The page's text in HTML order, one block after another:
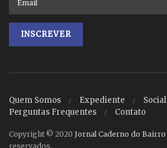
Quem Somos Expediente
Social
Perguntas Frequentes
Contato
Copyright © 2020 Jornal Caderno do Bairro
reservados.